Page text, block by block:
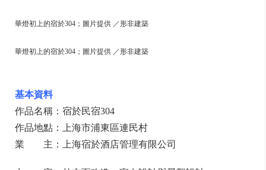
華燈初上的宿於304；圖片提供 ／形非建築
華燈初上的宿於304；圖片提供 ／形非建築
基本資料
作品名稱：宿於民宿304
作品地點：上海市浦東區連民村
業 主：上海宿於酒店管理有限公司